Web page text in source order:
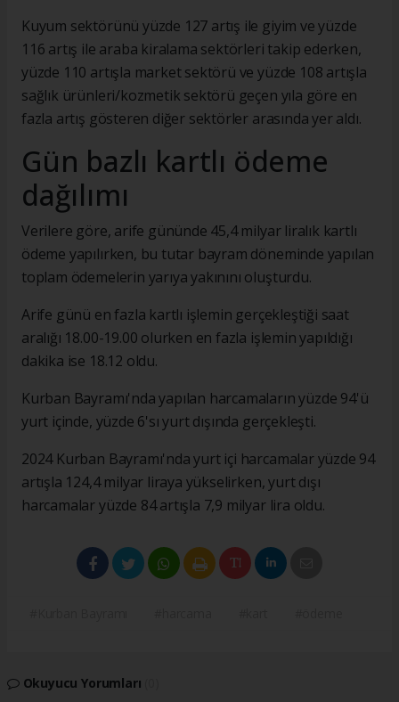
Kuyum sektörünü yüzde 127 artış ile giyim ve yüzde
116 artış ile araba kiralama sektörleri takip ederken,
yüzde 110 artışla market sektörü ve yüzde 108 artışla
sağlık ürünleri/kozmetik sektörü geçen yıla göre en
fazla artış gösteren diğer sektörler arasında yer aldı.
Gün bazlı kartlı ödeme
dağılımı
Verilere göre, arife gününde 45,4 milyar liralık kartlı
ödeme yapılırken, bu tutar bayram döneminde yapılan
toplam ödemelerin yarıya yakınını oluşturdu.
Arife günü en fazla kartlı işlemin gerçekleştiği saat
aralığı 18.00-19.00 olurken en fazla işlemin yapıldığı
dakika ise 18.12 oldu.
Kurban Bayramı'nda yapılan harcamaların yüzde 94'ü
yurt içinde, yüzde 6'sı yurt dışında gerçekleşti.
2024 Kurban Bayramı'nda yurt içi harcamalar yüzde 94
artışla 124,4 milyar liraya yükselirken, yurt dışı
harcamalar yüzde 84 artışla 7,9 milyar lira oldu.
Okuyucu Yorumları